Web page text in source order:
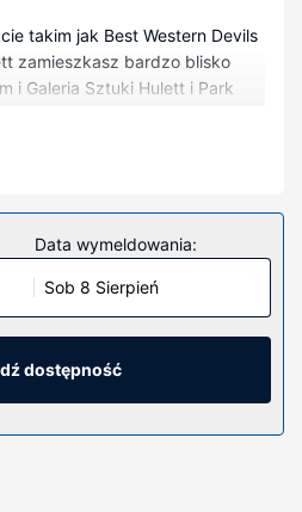
takim jak Best Western Devils
zamieszkasz bardzo blisko
i Galeria Sztuki Hulett i Park
Devils Tower i 0,6 km
klimatyzowanych pokojach,
i kuchenka mikrofalowa.
dostęp do internetu zapewni
kablowa — rozrywkę.
wanna połączona z
toaletowe i suszarki do
Data wymeldowania:
Sob 8 Sierpień
dostępność